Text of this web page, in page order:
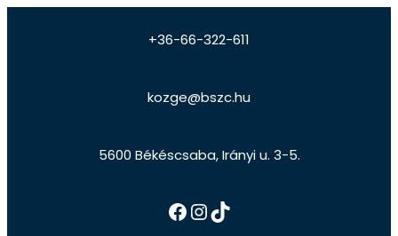
+36-66-322-611
kozge@bszc.hu
5600 Békéscsaba, Irányi u. 3-5.